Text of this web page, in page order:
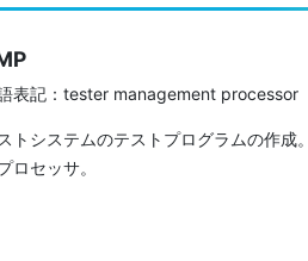
表記：tester management processor
トシステムのテストプログラムの作
ロセッサ。